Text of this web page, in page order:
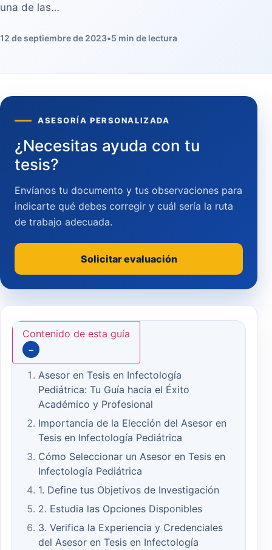
una de las…
12 de septiembre de 2023•5 min de lectura
Contenido de esta guía
−
Asesor en Tesis en Infectología
Pediátrica: Tu Guía hacia el Éxito
Académico y Profesional
Importancia de la Elección del Asesor en
Tesis en Infectología Pediátrica
Cómo Seleccionar un Asesor en Tesis en
Infectología Pediátrica
1. Define tus Objetivos de Investigación
2. Estudia las Opciones Disponibles
3. Verifica la Experiencia y Credenciales
del Asesor en Tesis en Infectología
ASESORÍA PERSONALIZADA
¿Necesitas ayuda con tu
tesis?
Envíanos tu documento y tus observaciones para
indicarte qué debes corregir y cuál sería la ruta
de trabajo adecuada.
Solicitar evaluación